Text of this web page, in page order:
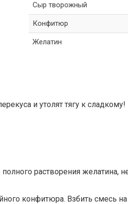
Сыр творожный
Конфитюр
Желатин
и утолят тягу к
растворения желатина,
конфитюра. Взбить смесь